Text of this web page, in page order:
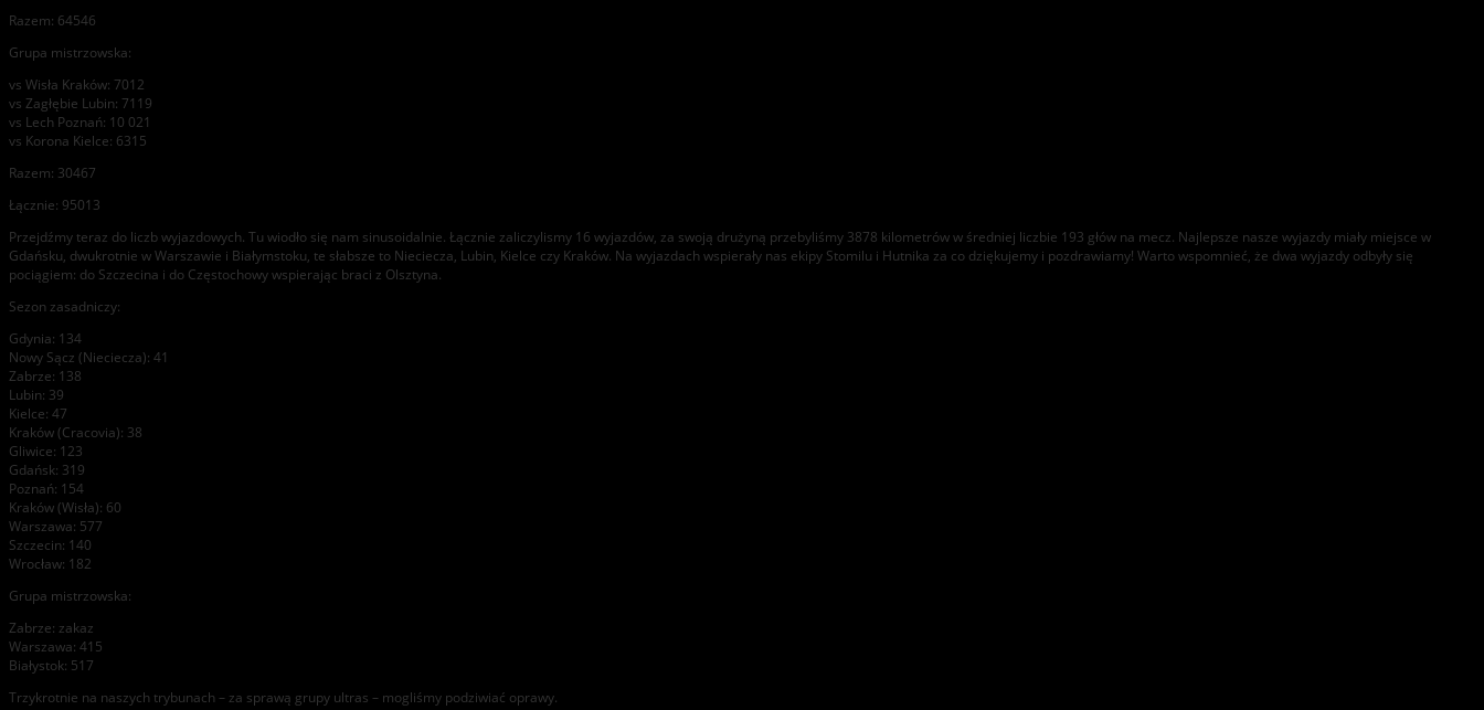
Razem: 64546
Grupa mistrzowska:
vs Wisła Kraków: 7012
vs Zagłębie Lubin: 7119
vs Lech Poznań: 10 021
vs Korona Kielce: 6315
Razem: 30467
Łącznie: 95013
Przejdźmy teraz do liczb wyjazdowych. Tu wiodło się nam sinusoidalnie. Łącznie zaliczylismy 16 wyjazdów, za swoją drużyną przebyliśmy 3878 kilometrów w średniej liczbie 193 głów na mecz. Najlepsze nasze wyjazdy miały miejsce w
Gdańsku, dwukrotnie w Warszawie i Białymstoku, te słabsze to Nieciecza, Lubin, Kielce czy Kraków. Na wyjazdach wspierały nas ekipy Stomilu i Hutnika za co dziękujemy i pozdrawiamy! Warto wspomnieć, że dwa wyjazdy odbyły się
pociągiem: do Szczecina i do Częstochowy wspierając braci z Olsztyna.
Sezon zasadniczy:
Gdynia: 134
Nowy Sącz (Nieciecza): 41
Zabrze: 138
Lubin: 39
Kielce: 47
Kraków (Cracovia): 38
Gliwice: 123
Gdańsk: 319
Poznań: 154
Kraków (Wisła): 60
Warszawa: 577
Szczecin: 140
Wrocław: 182
Grupa mistrzowska:
Zabrze: zakaz
Warszawa: 415
Białystok: 517
Trzykrotnie na naszych trybunach – za sprawą grupy ultras – mogliśmy podziwiać oprawy.